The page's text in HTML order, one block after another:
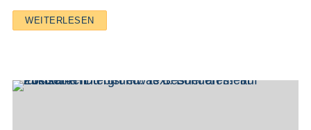
WEITERLESEN